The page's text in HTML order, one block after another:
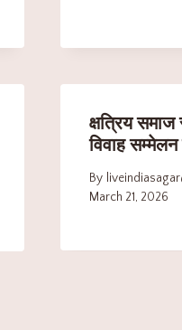
क्षत्रिय समाज
विवाह
By
March 21, 2026